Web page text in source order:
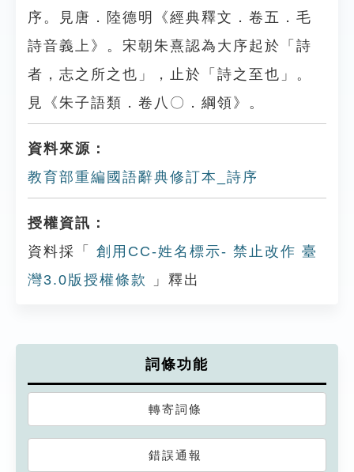
序。見唐．陸德明《經典釋文．卷五．毛
詩音義上》。宋朝朱熹認為大序起於「詩
者，志之所之也」，止於「詩之至也」。
見《朱子語類．卷八〇．綱領》。
資料來源：
教育部重編國語辭典修訂本_詩序
授權資訊：
資料採「
創用CC-姓名標示- 禁止改作 臺
灣3.0版授權條款
」釋出
詞條功能
轉寄詞條
錯誤通報